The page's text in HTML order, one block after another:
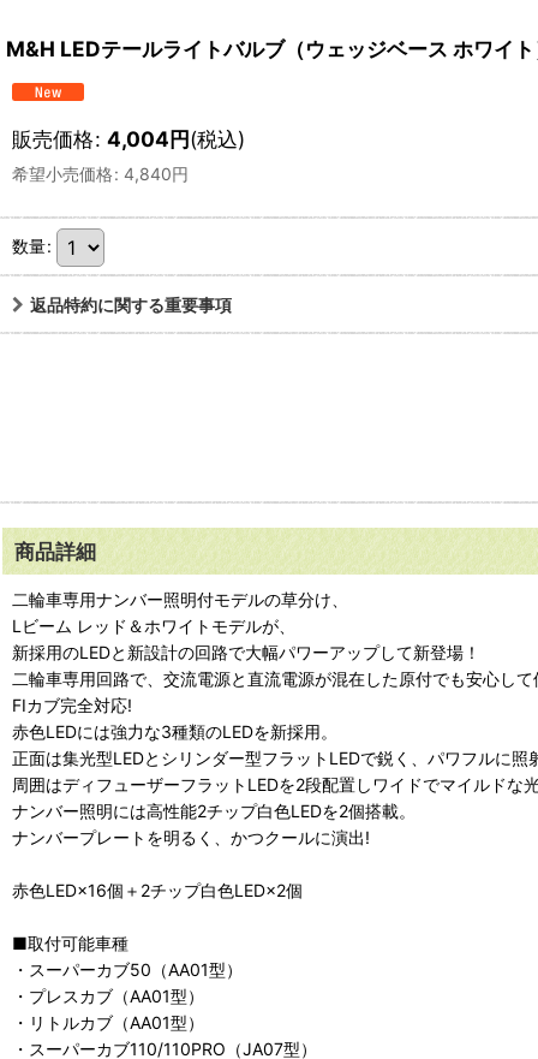
M&H LEDテールライトバルブ（ウェッジベース ホワイ
販売価格: 4,004円(税込)
希望小売価格: 4,840円
数量:
返品特約に関する重要事項
商品詳細
二輪車専用ナンバー照明付モデルの草分け、
Lビーム レッド＆ホワイトモデルが、
新採用のLEDと新設計の回路で大幅パワーアップして新登場！
二輪車専用回路で、交流電源と直流電源が混在した原付でも安心し
FIカブ完全対応!
赤色LEDには強力な3種類のLEDを新採用。
正面は集光型LEDとシリンダー型フラットLEDで鋭く、パワフルに照
周囲はディフューザーフラットLEDを2段配置しワイドでマイルドな
ナンバー照明には高性能2チップ白色LEDを2個搭載。
ナンバープレートを明るく、かつクールに演出!
赤色LED×16個＋2チップ白色LED×2個
■取付可能車種
・スーパーカブ50（AA01型）
・プレスカブ（AA01型）
・リトルカブ（AA01型）
・スーパーカブ110/110PRO（JA07型）